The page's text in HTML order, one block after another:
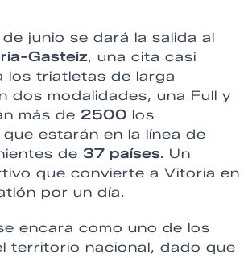
junio se dará la salida al
Gasteiz, una cita casi
los triatletas de larga
dos modalidades, una Full y
más de 2500 los
estarán en la línea de
de 37 países. Un
que convierte a Vitoria en
por un día.
encara como uno de los
territorio nacional, dado que